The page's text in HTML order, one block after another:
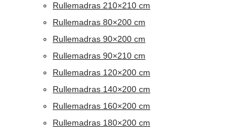
Rullemadras 210×210 cm
Rullemadras 80×200 cm
Rullemadras 90×200 cm
Rullemadras 90×210 cm
Rullemadras 120×200 cm
Rullemadras 140×200 cm
Rullemadras 160×200 cm
Rullemadras 180×200 cm